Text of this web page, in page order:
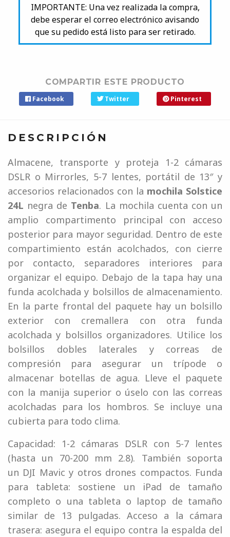
IMPORTANTE: Una vez realizada la compra,
debe esperar el correo electrónico avisando
que su pedido está listo para ser retirado.
COMPARTIR ESTE PRODUCTO
Facebook Twitter Pinterest
DESCRIPCIÓN
Almacene, transporte y proteja 1-2 cámaras
DSLR o Mirrorles, 5-7 lentes, portátil de 13″ y
accesorios relacionados con la mochila Solstice
24L negra de Tenba. La mochila cuenta con un
amplio compartimento principal con acceso
posterior para mayor seguridad. Dentro de este
compartimiento están acolchados, con cierre
por contacto, separadores interiores para
organizar el equipo. Debajo de la tapa hay una
funda acolchada y bolsillos de almacenamiento.
En la parte frontal del paquete hay un bolsillo
exterior con cremallera con otra funda
acolchada y bolsillos organizadores. Utilice los
bolsillos dobles laterales y correas de
compresión para asegurar un trípode o
almacenar botellas de agua. Lleve el paquete
con la manija superior o úselo con las correas
acolchadas para los hombros. Se incluye una
cubierta para todo clima.
Capacidad: 1-2 cámaras DSLR con 5-7 lentes
(hasta un 70-200 mm 2.8). También soporta
un DJI Mavic y otros drones compactos. Funda
para tableta: sostiene un iPad de tamaño
completo o una tableta o laptop de tamaño
similar de 13 pulgadas. Acceso a la cámara
trasera: asegura el equipo contra la espalda del